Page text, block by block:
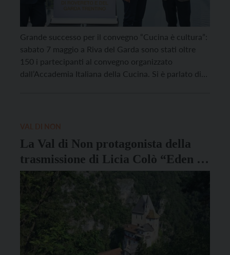
Grande successo per il convegno “Cucina è cultura”:
sabato 7 maggio a Riva del Garda sono stati oltre
150 i partecipanti al convegno organizzato
dall’Accademia Italiana della Cucina. Si è parlato di
La Val di Non protagonista della
trasmissione di Licia Colò “Eden –
Un pianeta da salvare”